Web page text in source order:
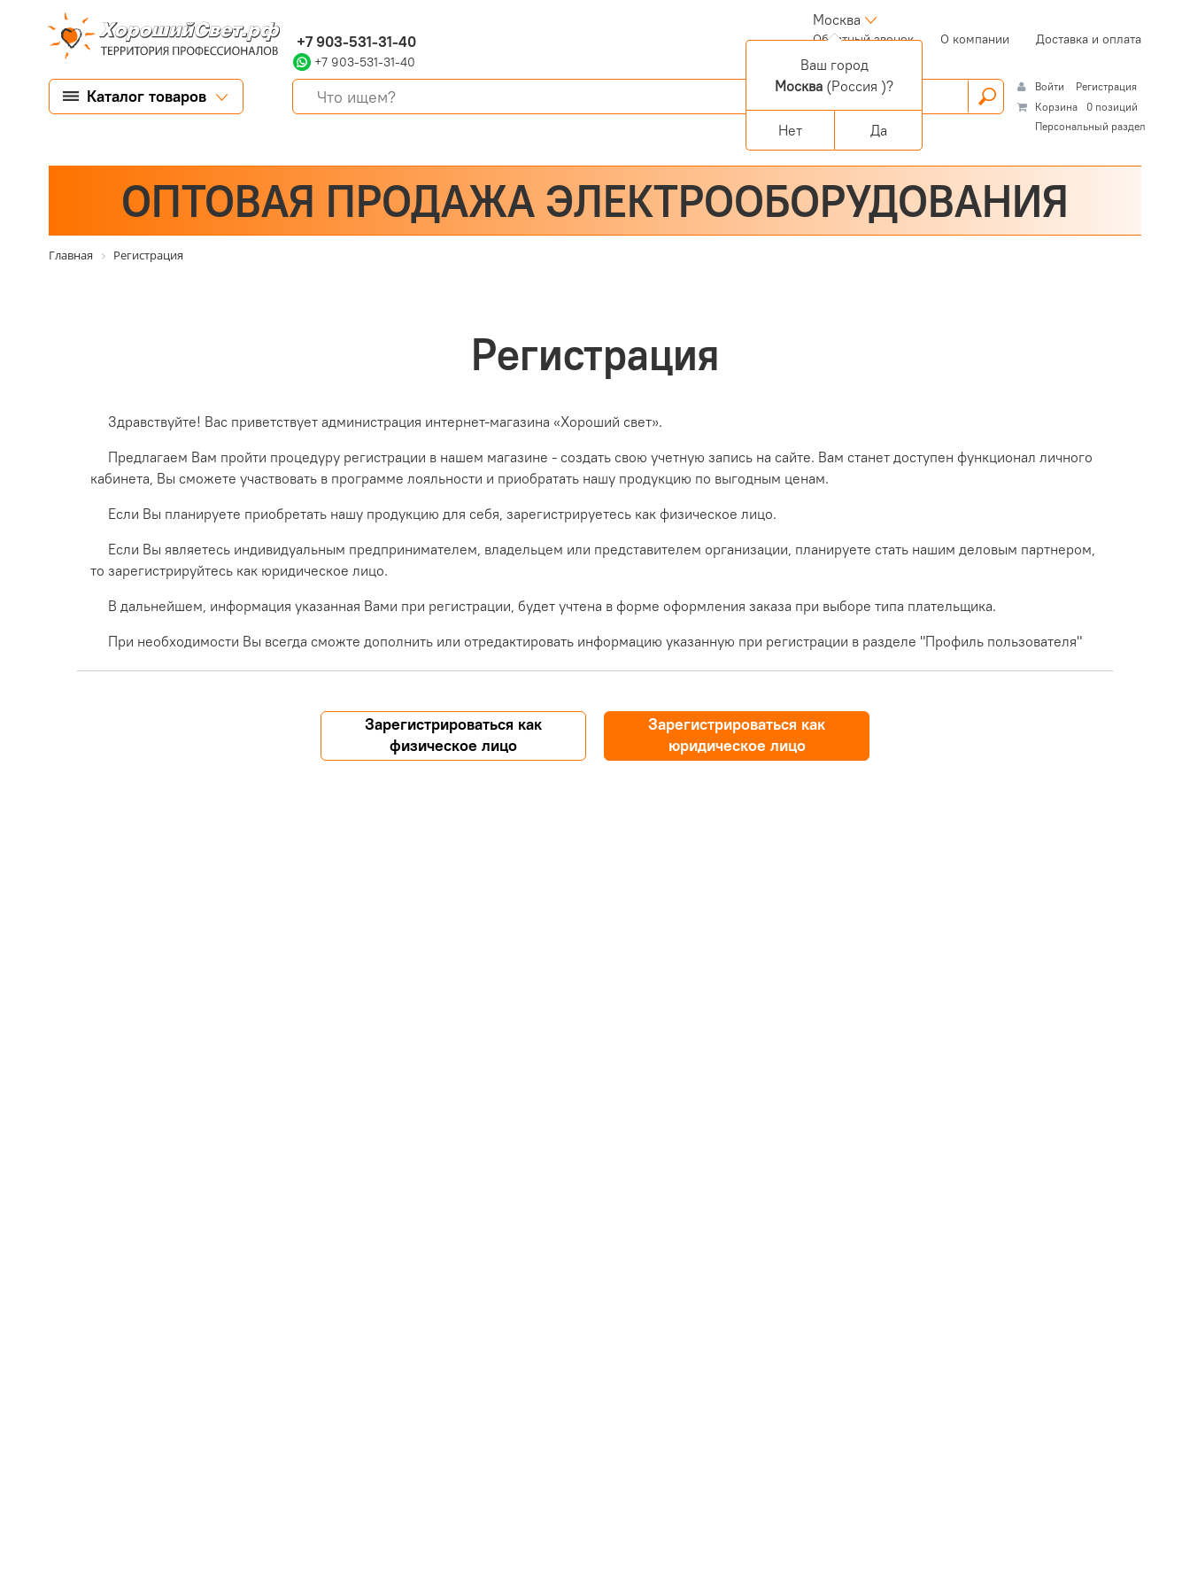
+7 903-531-31-40
+7 903-531-31-40
Москва
Обратный звонок(current)О компании Доставка и оплата
Каталог товаров Войти
Регистрация
Корзина
0 позиций
Персональный раздел
ОПТОВАЯ ПРОДАЖА ЭЛЕКТРООБОРУДОВАНИЯ
Главная Регистрация
Регистрация
Здравствуйте! Вас приветствует администрация интернет-магазина «Хороший свет».
Предлагаем Вам пройти процедуру регистрации в нашем магазине - создать свою учетную запись на сайте. Вам станет доступен функционал личного
кабинета, Вы сможете участвовать в программе лояльности и приобратать нашу продукцию по выгодным ценам.
Если Вы планируете приобретать нашу продукцию для себя, зарегистрируетесь как физическое лицо.
Если Вы являетесь индивидуальным предпринимателем, владельцем или представителем организации, планируете стать нашим деловым партнером,
то зарегистрируйтесь как юридическое лицо.
В дальнейшем, информация указанная Вами при регистрации, будет учтена в форме оформления заказа при выборе типа плательщика.
При необходимости Вы всегда сможте дополнить или отредактировать информацию указанную при регистрации в разделе "Профиль пользователя"
Зарегистрироваться как
физическое лицо
Зарегистрироваться как
юридическое лицо
Ваш город
Москва (Россия )?
Нет Да